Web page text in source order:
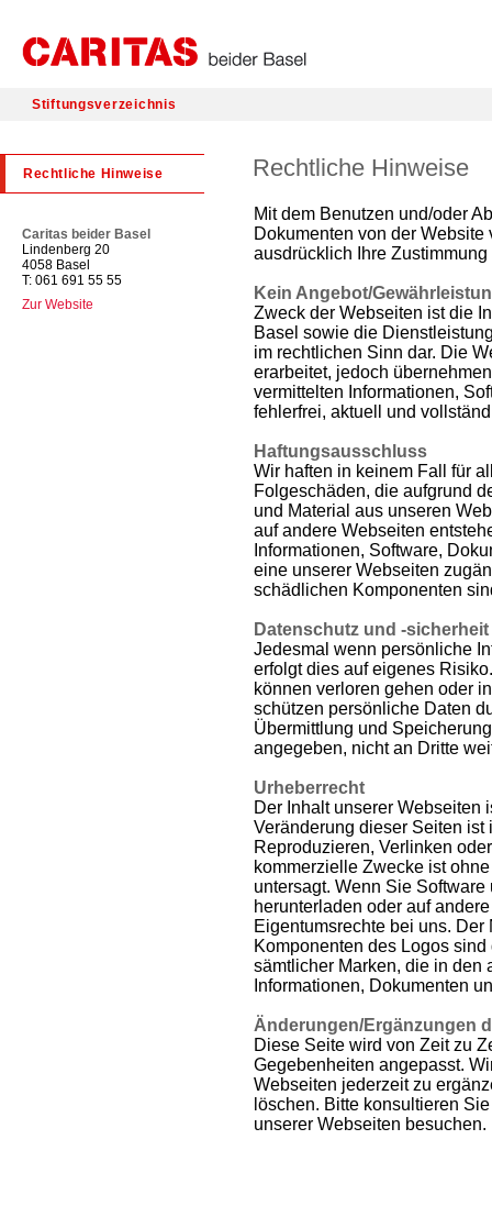
Stiftungsverzeichnis
Rechtliche Hinweise
Caritas beider Basel
Lindenberg 20
4058 Basel
T: 061 691 55 55
Zur Website
Rechtliche Hinweise
Mit dem Benutzen und/oder
Dokumenten von der
ausdrücklich Ihre
Kein Angebot/
Zweck der Webseiten ist die
Basel sowie die
im rechtlichen Sinn dar. Die
erarbeitet, jedoch
vermittelten Informationen,
fehlerfrei, aktuell und
Haftungsausschluss
Wir haften in keinem Fall für
Folgeschäden, die aufgrund
und Material aus unseren
auf andere Webseiten
Informationen, Software,
eine unserer Webseiten
schädlichen Komponenten
Datenschutz und -sicherheit
Jedesmal wenn persönliche
erfolgt dies auf eigenes
können verloren gehen oder
schützen persönliche Daten
Übermittlung und
angegeben, nicht an Dritte
Urheberrecht
Der Inhalt unserer Webseiten
Veränderung dieser Seiten
Reproduzieren, Verlinken
kommerzielle Zwecke ist
untersagt. Wenn Sie
herunterladen oder auf
Eigentumsrechte bei uns.
Komponenten des Logos
sämtlicher Marken, die in den
Informationen, Dokumenten
Änderungen/Ergänzungen
Diese Seite wird von Zeit zu
Gegebenheiten angepasst.
Webseiten jederzeit zu
löschen. Bitte konsultieren
unserer Webseiten besuchen.